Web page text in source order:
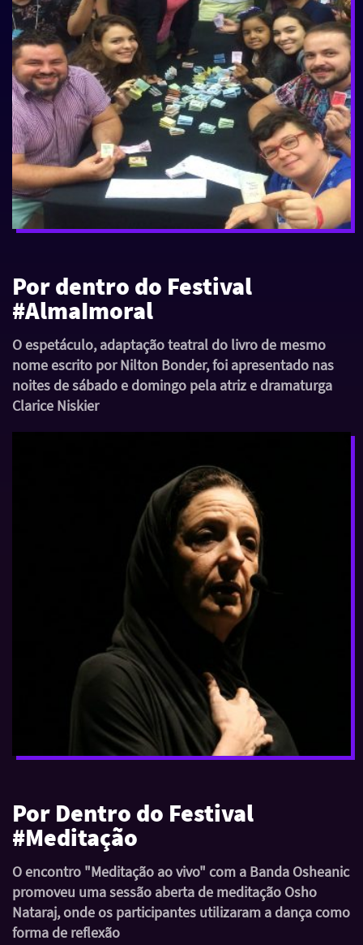
Por dentro do Festival
#AlmaImoral
O espetáculo, adaptação teatral do livro de mesmo
nome escrito por Nilton Bonder, foi apresentado nas
noites de sábado e domingo pela atriz e dramaturga
Clarice Niskier
Por Dentro do Festival
#Meditação
O encontro "Meditação ao vivo" com a Banda Osheanic
promoveu uma sessão aberta de meditação Osho
Nataraj, onde os participantes utilizaram a dança como
forma de reflexão